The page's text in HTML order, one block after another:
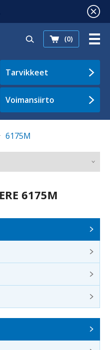
(0)
Tarvikkeet
Voimansiirto
6175M
6175M